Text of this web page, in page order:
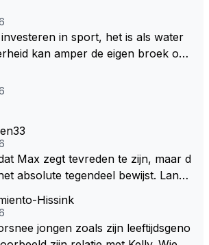
laat staan om een euro in het cir
steken
gezelliger
in sport, het is als water
kan amper de eigen broek oph
het best vergelijken met de sherif
(Robin Hood) welk achter de bom
zuurverdiende stuiver te ber
nooit ooit maar een stuiver in Z
en dat zal ook nooit gebe
BTW gelden en vergunningen bi
MOET je dan weer
Max zegt tevreden te zijn, maar d
tegendeel bewijst. Lando
echt zien. ;)
Hissink
jongen zoals zijn leeftijdsgeno